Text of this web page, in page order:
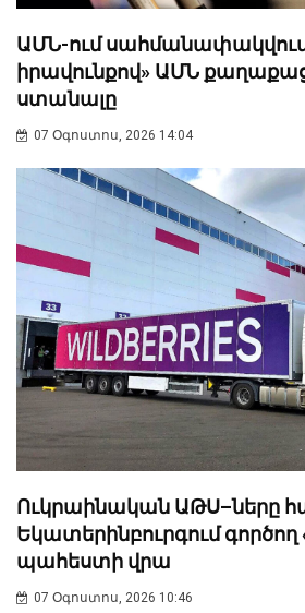
ԱՄՆ-ում սահմանափակվում
իրավունքով» ԱՄՆ
ստանալը
07 Օգոստոս, 2026 14:04
Ուկրաինական ԱԹՍ–ները
Եկատերինբուրգում գործող
պահեստի վրա
07 Օգոստոս, 2026 10:46